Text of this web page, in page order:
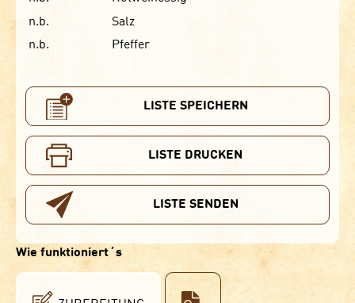
n.b.
Salz
n.b.
Pfeffer
LISTE SPEICHERN
LISTE DRUCKEN
LISTE SENDEN
Wie funktioniert´s